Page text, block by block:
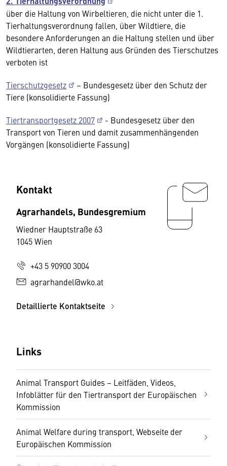
über die Haltung von Wirbeltieren, die nicht unter die 1.
Tierhaltungsverordnung fallen, über Wildtiere, die
besondere Anforderungen an die Haltung stellen und über
Wildtierarten, deren Haltung aus Gründen des Tierschutzes
verboten ist
Tierschutzgesetz
– Bundesgesetz über den Schutz der
Tiere (konsolidierte Fassung)
Tiertransportgesetz 2007
- Bundesgesetz über den
Transport von Tieren und damit zusammenhängenden
Vorgängen (konsolidierte Fassung)
Kontakt
Agrarhandels, Bundesgremium
Wiedner Hauptstraße 63
1045 Wien
+43 5 90900 3004
agrarhandel@wko.at
Detaillierte Kontaktseite
Links
Animal Transport Guides – Leitfäden, Videos,
Infoblätter für den Tiertransport der Europäischen
Kommission
Animal Welfare during transport, Webseite der
Europäischen Kommission